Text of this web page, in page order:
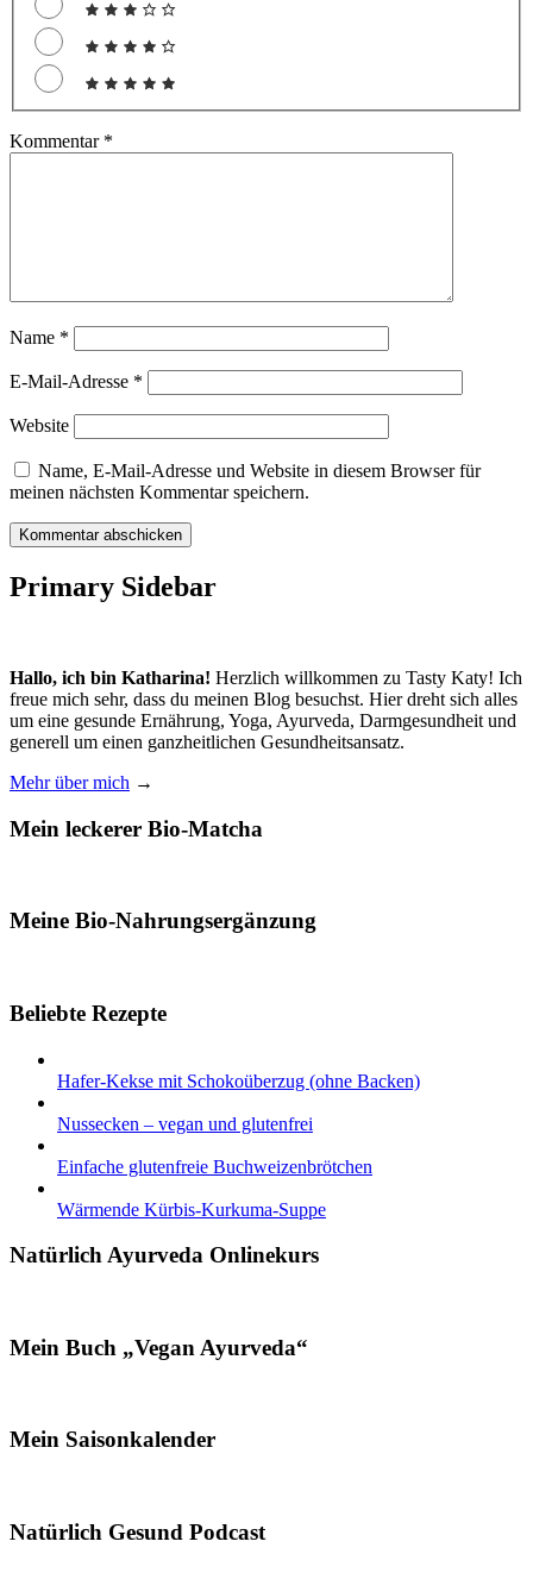
Kommentar *
Name *
E-Mail-Adresse *
Website
Name, E-Mail-Adresse und Website in diesem Browser für
meinen nächsten Kommentar speichern.
Primary Sidebar
Hallo, ich bin Katharina! Herzlich willkommen zu Tasty Katy! Ich
freue mich sehr, dass du meinen Blog besuchst. Hier dreht sich alles
um eine gesunde Ernährung, Yoga, Ayurveda, Darmgesundheit und
generell um einen ganzheitlichen Gesundheitsansatz.
Mehr über mich →
Mein leckerer Bio-Matcha
Meine Bio-Nahrungsergänzung
Beliebte Rezepte
Hafer-Kekse mit Schokoüberzug (ohne Backen)
Nussecken – vegan und glutenfrei
Einfache glutenfreie Buchweizenbrötchen
Wärmende Kürbis-Kurkuma-Suppe
Natürlich Ayurveda Onlinekurs
Mein Buch „Vegan Ayurveda“
Mein Saisonkalender
Natürlich Gesund Podcast